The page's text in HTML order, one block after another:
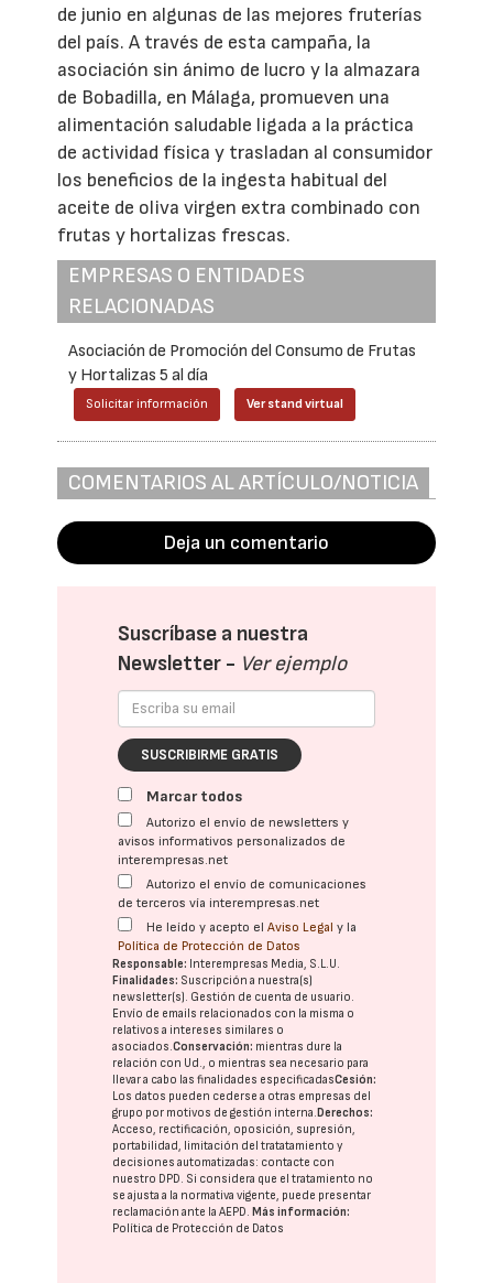
de junio en algunas de las mejores fruterías
del país. A través de esta campaña, la
asociación sin ánimo de lucro y la almazara
de Bobadilla, en Málaga, promueven una
alimentación saludable ligada a la práctica
de actividad física y trasladan al consumidor
los beneficios de la ingesta habitual del
aceite de oliva virgen extra combinado con
frutas y hortalizas frescas.
EMPRESAS O ENTIDADES
RELACIONADAS
Asociación de Promoción del Consumo de Frutas
y Hortalizas 5 al día
Solicitar información Ver stand virtual
COMENTARIOS AL ARTÍCULO/NOTICIA
Deja un comentario
Suscríbase a nuestra
Newsletter - Ver ejemplo
SUSCRIBIRME GRATIS
Marcar todos
Autorizo el envío de newsletters y
avisos informativos personalizados de
interempresas.net
Autorizo el envío de comunicaciones
de terceros vía interempresas.net
He leído y acepto elAviso Legal y la
Política de Protección de Datos
Responsable: Interempresas Media, S.L.U.
Finalidades: Suscripción a nuestra(s)
newsletter(s). Gestión de cuenta de usuario.
Envío de emails relacionados con la misma o
relativos a intereses similares o
asociados.Conservación: mientras dure la
relación con Ud., o mientras sea necesario para
llevar a cabo las finalidades especificadasCesión:
Los datos pueden cederse a otras empresas del
grupo por motivos de gestión interna.Derechos:
Acceso, rectificación, oposición, supresión,
portabilidad, limitación del tratatamiento y
decisiones automatizadas: contacte con
nuestro DPD. Si considera que el tratamiento no
se ajusta a la normativa vigente, puede presentar
reclamación ante laAEPD.Más información:
Política de Protección de Datos